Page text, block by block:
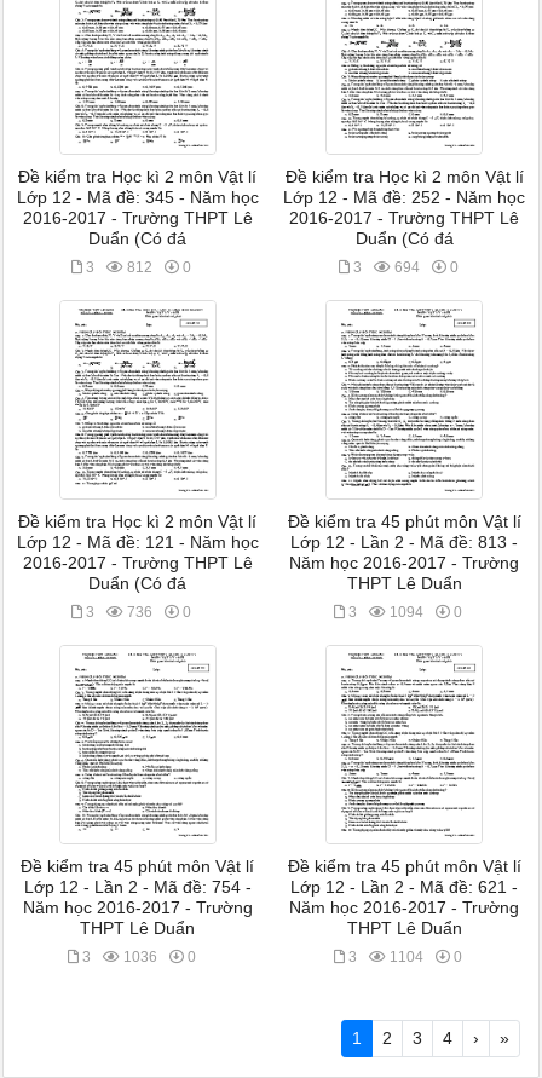
Đề kiểm tra Học kì 2 môn Vật lí
Lớp 12 - Mã đề: 345 - Năm học
2016-2017 - Trường THPT Lê
Duẩn (Có đá
3 812 0
Đề kiểm tra Học kì 2 môn Vật lí
Lớp 12 - Mã đề: 252 - Năm học
2016-2017 - Trường THPT Lê
Duẩn (Có đá
3 694 0
Đề kiểm tra Học kì 2 môn Vật lí
Lớp 12 - Mã đề: 121 - Năm học
2016-2017 - Trường THPT Lê
Duẩn (Có đá
3 736 0
Đề kiểm tra 45 phút môn Vật lí
Lớp 12 - Lần 2 - Mã đề: 813 -
Năm học 2016-2017 - Trường
THPT Lê Duẩn
3 1094 0
Đề kiểm tra 45 phút môn Vật lí
Lớp 12 - Lần 2 - Mã đề: 754 -
Năm học 2016-2017 - Trường
THPT Lê Duẩn
3 1036 0
Đề kiểm tra 45 phút môn Vật lí
Lớp 12 - Lần 2 - Mã đề: 621 -
Năm học 2016-2017 - Trường
THPT Lê Duẩn
3 1104 0
1 2 3 4 › »